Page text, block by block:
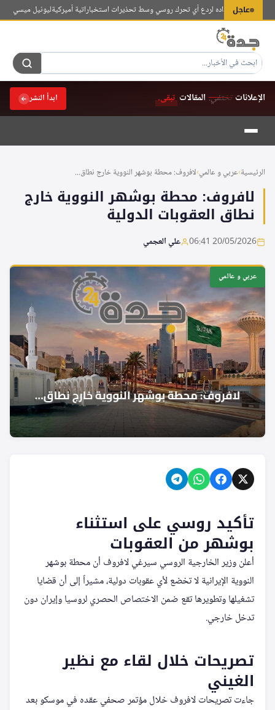
عاجل
يعلن استعداده لردع أي تحرك روسي وسط تحذيرات استخباراتية أميركيةليونيل ميسي يودّع
الإعلانات تختفي.المقالات تبقى. ابدأ النشر
التجاوز
المحتوى
الرئيسية›عربي و عالمي›لافروف: محطة بوشهر النووية خارج نطاق...
لافروف: محطة بوشهر النووية خارج
نطاق العقوبات الدولية
20/05/2026 06:41 علي العجمي
عربي و عالمي
تأكيد روسي على استثناء
بوشهر من العقوبات
أعلن وزير الخارجية الروسي سيرغي لافروف أن محطة بوشهر
النووية الإيرانية لا تخضع لأي عقوبات دولية، مشيراً إلى أن قضايا
تشغيلها وتطويرها تقع ضمن الاختصاص الحصري لروسيا وإيران دون
تدخل خارجي.
تصريحات خلال لقاء مع نظير
الغيني
جاءت تصريحات لافروف خلال مؤتمر صحفي عقده في موسكو بعد